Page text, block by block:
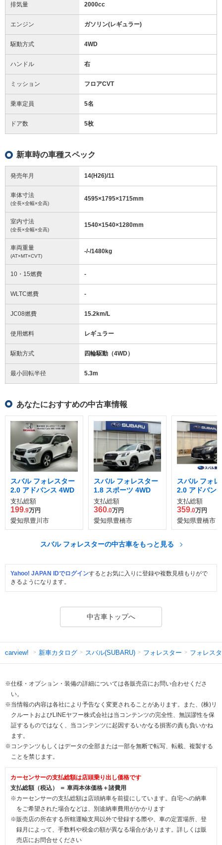
排気量 2000cc
エンジン ガソリン(レギュラー)
駆動方式 4WD
ハンドル 右
ミッション フロアCVT
乗車定員 5名
ドア数 5枚
新車時の車種スペック
発売年月 14(H26)/11
車体寸法
(全長×全幅×全高)
4595×1795×1715mm
室内寸法
(全長×全幅×全高)
1540×1540×1280mm
車両重量
(AT×MT×CVT)
-/-/1480kg
10・15燃費 -
WLTC燃費 -
JC08燃費 15.2km/L
使用燃料 レギュラー
駆動方式 四輪駆動（4WD）
最小回転半径 5.3m
あなたにおすすめの中古車情報
スバル フォレスター
2.0 アドバンス 4WD
支払総額
199.9万円
愛知県豊川市
スバル フォレスター
1.8 スポーツ 4WD
支払総額
360.0万円
愛知県豊橋市
スバル フォ
2.0 アドバン
支払総額
359.0万円
愛知県豊橋市
スバル フォレスターの中古車をもっと見る
Yahoo! JAPAN IDでログインするとお気に入りに登録や複数見積もりがで
きるようになります。
中古車トップへ
carview! 新車カタログ スバル(SUBARU) フォレスター フォレス
※仕様・オプション・装備の詳細については各販売店にお問い合わせくださ
い。
※当情報の内容は各社により予告なく変更されることがあります。また、(株)リ
クルートおよびLINEヤフー株式会社は当コンテンツの完全性、無誤謬性を保
証するものではなく、当コンテンツに起因するいかなる損害の責も負いかね
ます。
※コンテンツもしくはデータの全部または一部を無断で転写、転載、複製する
ことを禁じます。
カーセンサーの支払総額は店頭乗り出し価格です
支払総額（税込） ＝ 車両本体価格＋諸費用
※カーセンサーの支払総額は店頭納車を前提にしています。自宅への納車
をご希望された場合などは、別途納車費用がかかります
※販売店の所在する所轄運輸支局以外で登録する際や、車の定置場所、登
録月によって、手数料や税金の額が異なる場合があります。詳しくは販
売店にお問合せください